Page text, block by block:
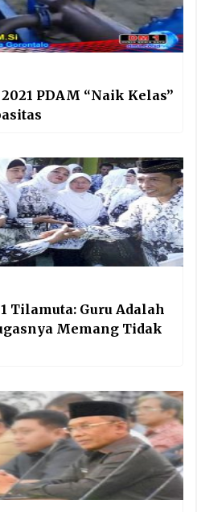
PDAM “Naik Kelas”
Tilamuta: Guru Adalah
Memang Tidak